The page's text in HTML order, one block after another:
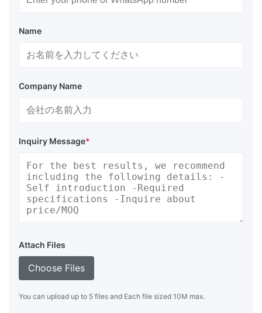
Name
Company Name
Inquiry Message*
Attach Files
Choose Files
You can upload up to 5 files and Each file sized 10M max.